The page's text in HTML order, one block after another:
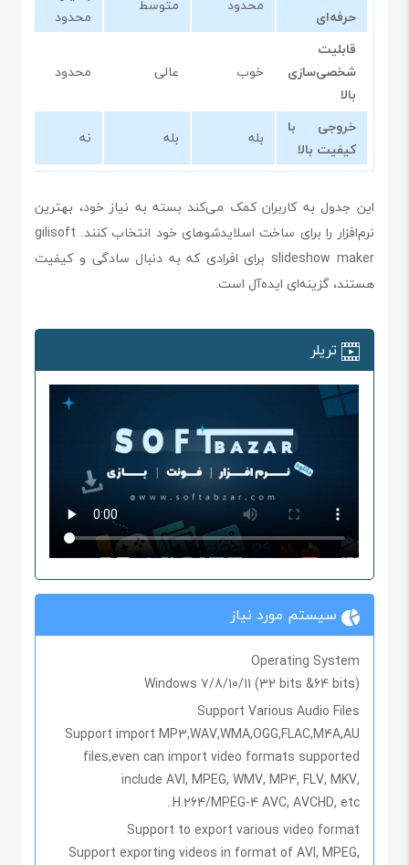
حرفه‌ای
محدود متوسط
محدود
قابلیت
شخصی‌سازی
بالا
خوب عالی محدود
خروجی با
کیفیت بالا
بله بله نه
این جدول به کاربران کمک می‌کند بسته به نیاز خود، بهترین
نرم‌افزار را برای ساخت اسلایدشوهای خود انتخاب کنند. gilisoft
slideshow maker برای افرادی که به دنبال سادگی و کیفیت
هستند، گزینه‌ای ایده‌آل است.
تریلر
سیستم مورد نیاز
Operating System
Windows 7/8/10/11 (32 bits &64 bits)
Support Various Audio Files
Support import MP3,WAV,WMA,OGG,FLAC,M4A,AU
files,even can import video formats supported
include AVI, MPEG, WMV, MP4, FLV, MKV,
H.264/MPEG-4 AVC, AVCHD, etc..
Support to export various video format
Support exporting videos in format of AVI, MPEG,